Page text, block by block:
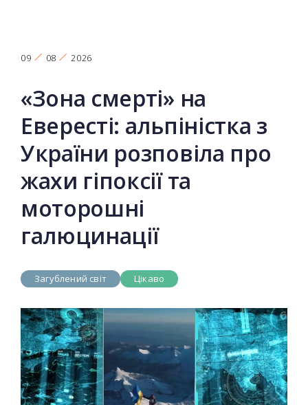
09 08 2026
«Зона смерті» на
Евересті: альпіністка з
України розповіла про
жахи гіпоксії та
моторошні
галюцинації
Загублений світ Цікаво